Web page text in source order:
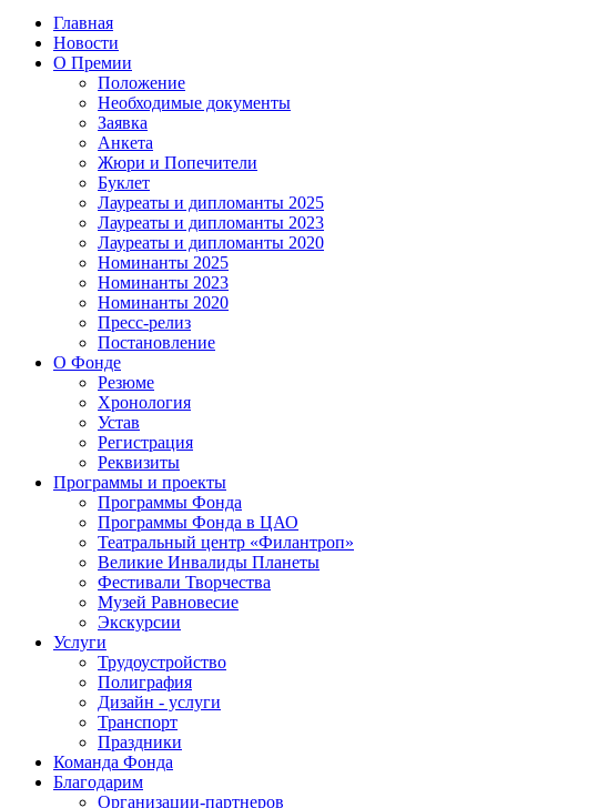
Главная
Новости
О Премии
Положение
Необходимые документы
Заявка
Анкета
Жюри и Попечители
Буклет
Лауреаты и дипломанты 2025
Лауреаты и дипломанты 2023
Лауреаты и дипломанты 2020
Номинанты 2025
Номинанты 2023
Номинанты 2020
Пресс-релиз
Постановление
О Фонде
Резюме
Хронология
Устав
Регистрация
Реквизиты
Программы и проекты
Программы Фонда
Программы Фонда в ЦАО
Театральный центр «Филантроп»
Великие Инвалиды Планеты
Фестивали Творчества
Музей Равновесие
Экскурсии
Услуги
Трудоустройство
Полиграфия
Дизайн - услуги
Транспорт
Праздники
Команда Фонда
Благодарим
Организации-партнеров